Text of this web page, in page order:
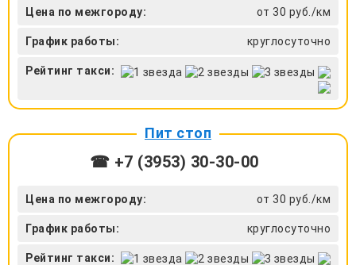
Цена по межгороду: от 30 руб./км
График работы: круглосуточно
Рейтинг такси:
Пит стоп
☎ +7 (3953) 30-30-00
Цена по межгороду: от 30 руб./км
График работы: круглосуточно
Рейтинг такси: